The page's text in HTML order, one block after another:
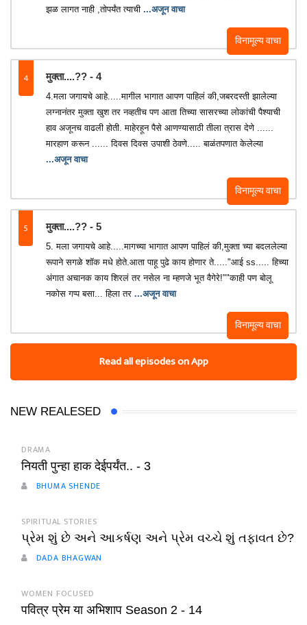
विनामूल्य वाचा
झळ लागत नाही ,तोपर्यंत त्याची ...अजून वाचा
4 मुक्ता....??️ - 4
विनामूल्य वाचा
4.मला जगायचे आहे.....मागील भागात आपण पाहिलं की,जबरदस्ती झालेल्या
लग्नानंतर मुक्ता खुश तर नव्हतीच पण आता तिच्या सासरच्या लोकांची पैश्याची
हाव अजूनच वाढली होती. माहेरहून पैसे आणण्यासाठी तीला त्रास देणे ......
मारहाण करून ...... दिवस दिवस उपाशी ठेवणे..... बाळंतपणात केलेल्या
...अजून वाचा
5 मुक्ता....??️ - 5
विनामूल्य वाचा
5. मला जगायचे आहे.....मागच्या भागात आपण पाहिलं की,मुक्ता च्या बदललेल्या
रूपाने सगळे शॉक मधे होते.आता पाहू पुढे काय होणार ते....."आई ss..... हिच्या
अंगात अचानक काय शिरलं तर नसेल ना म्हणजे भूत वैगेरे!""काही पण बोलू
नकोस गप्प बसा... हिला तर ...अजून वाचा
Read all episodes on App
NEW REALESED
DRAMA
नियती पुन्हा हाक देईपर्यंत.. - 3
BHUMA SHENDE
SPIRITUAL STORIES
પ્રેમ શું છે અને આકર્ષણ અને પ્રેમ વચ્ચે શું તફાવત છે?
DADA BHAGWAN
WOMEN FOCUSED
पवित्र प्रेम या अभिशाप Season 2 - 14